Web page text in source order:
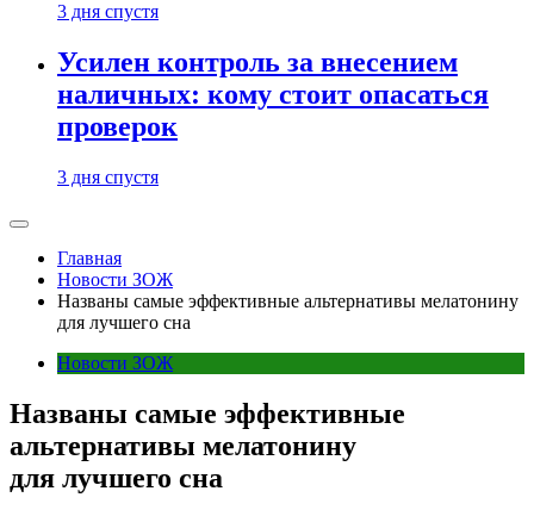
3 дня спустя
Усилен контроль за внесением
наличных: кому стоит опасаться
проверок
3 дня спустя
Главная
Новости ЗОЖ
Названы самые эффективные альтернативы мелатонину
для лучшего сна
Новости ЗОЖ
Названы самые эффективные
альтернативы мелатонину
для лучшего сна